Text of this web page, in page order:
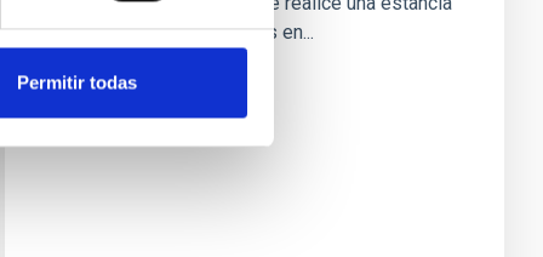
Permitir todas
corta de dos a tres meses en...